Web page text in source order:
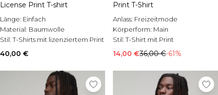
License Print T-shirt
Länge: Einfach
Material: Baumwolle
Stil:T-Shirts mit lizenziertem Print
40,00 €
Print T-Shirt
Anlass: Freizeitmode
Körperform: Main
Stil:T-Shirt mit Print
14,00 €36,00 €-61%